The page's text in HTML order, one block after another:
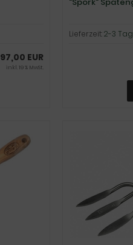
97,00 EUR
inkl. 19 % MwSt.
Lieferzeit:2-3